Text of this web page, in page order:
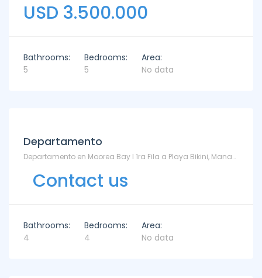
USD 3.500.000
Bathrooms:
5
Bedrooms:
5
Area:
No data
Departamento
Departamento en Moorea Bay I 1ra Fila a Playa Bikini, Manantiales en Venta y Alquiler - TM6871000 - Bikini
Contact us
Bathrooms:
4
Bedrooms:
4
Area:
No data